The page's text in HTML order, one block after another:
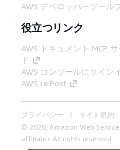
AWS デベロッパーツール
役立つリンク
AWS ドキュメント MCP
ド
AWS コンソールにサイン
AWS re:Post
プライバシー サイト規約
© 2026, Amazon Web
affiliates.All rights reserved.